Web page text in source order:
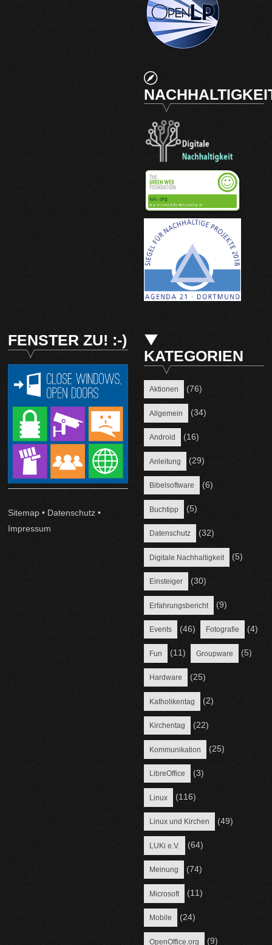
FENSTER ZU! :-)
Sitemap • Datenschutz •
Impressum
KATEGORIEN
Aktionen (76)
Allgemein (34)
Android (16)
Anleitung (29)
Bibelsoftware (6)
Buchtipp (5)
Datenschutz (32)
Digitale Nachhaltigkeit (5)
Einsteiger (30)
Erfahrungsbericht (9)
Events (46) Fotografie (4)
Fun (11) Groupware (5)
Hardware (25)
Katholikentag (2)
Kirchentag (22)
Kommunikation (25)
LibreOffice (3)
Linux (116)
Linux und Kirchen (49)
LUKi e.V. (64)
Meinung (74)
Microsoft (11)
Mobile (24)
OpenOffice.org (9)